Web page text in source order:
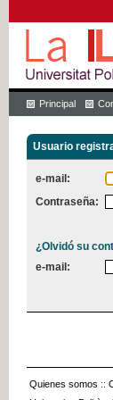
Principal
Usuario
e-mail:
Contraseña:
¿Olvidó su
e-mail:
Quienes somos ::